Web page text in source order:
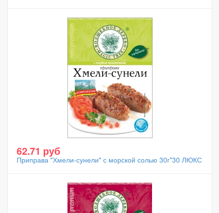
62.71 руб
Приправа "Хмели-сунели" с морской солью 30г*30 ЛЮКС